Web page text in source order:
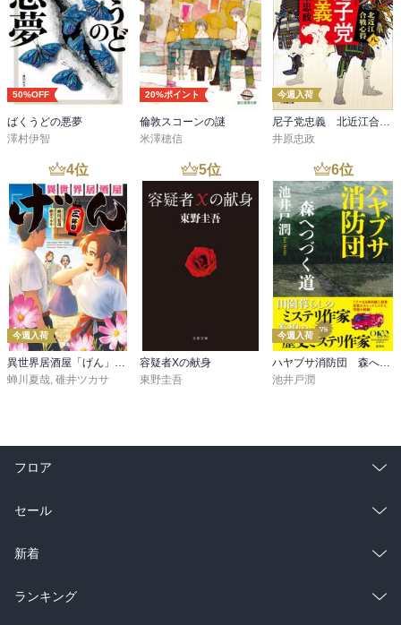
50%OFF
ばくうどの悪夢
澤村伊智
20%ポイント
倫敦スコーンの謎
米澤穂信
今週入荷
尼子党忠義 北近江合戦心得〈八〉
井原忠政
4位
今週入荷
異世界居酒屋「げん」三杯目
蝉川夏哉, 碓井ツカサ
5位
容疑者Xの献身
東野圭吾
6位
今週入荷
ハヤブサ消防団 森へつづく道
池井戸潤
フロア
総合
ラノベ
雑誌・グラビア
セール
総合
ラノベ
新着
総合
ランキング